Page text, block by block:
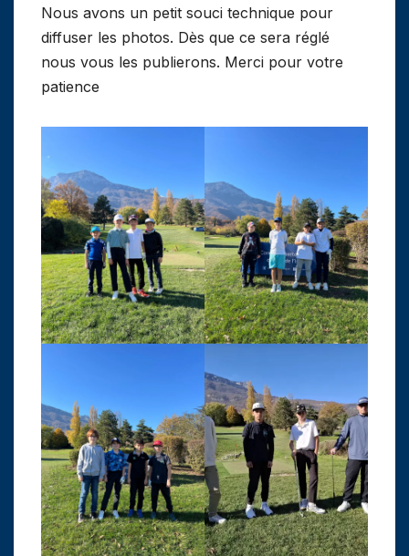
Nous avons un petit souci technique pour
diffuser les photos. Dès que ce sera réglé
nous vous les publierons. Merci pour votre
patience